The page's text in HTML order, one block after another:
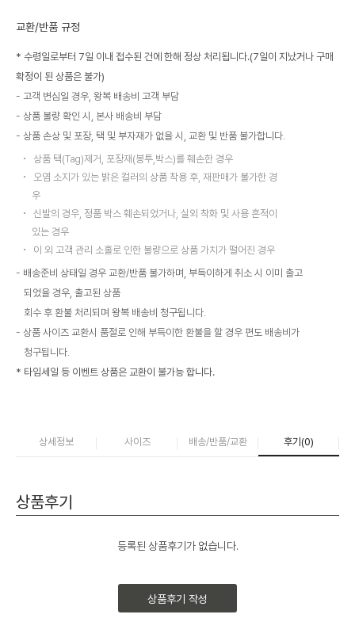
교환/반품 규정
* 수령일로부터 7일 이내 접수된 건에 한해 정상 처리됩니다.(7일이 지났거나 구매
확정이 된 상품은 불가)
고객 변심일 경우, 왕복 배송비 고객 부담
상품 불량 확인 시, 본사 배송비 부담
상품 손상 및 포장, 택 및 부자재가 없을 시, 교환 및 반품 불가합니다.
상품 택(Tag)제거, 포장재(봉투,박스)를 훼손한 경우
오염 소지가 있는 밝은 컬러의 상품 착용 후, 재판매가 불가한 경
우
신발의 경우, 정품 박스 훼손되었거나, 실외 착화 및 사용 흔적이
있는 경우
이 외 고객 관리 소홀로 인한 불량으로 상품 가치가 떨어진 경우
배송준비 상태일 경우 교환/반품 불가하며, 부득이하게 취소 시 이미 출고
되었을 경우, 출고된 상품
회수 후 환불 처리되며 왕복 배송비 청구됩니다.
상품 사이즈 교환시 품절로 인해 부득이한 환불을 할 경우 편도 배송비가
청구됩니다.
* 타임세일 등 이벤트 상품은 교환이 불가능 합니다.
상세정보 사이즈 배송/반품/교환 후기(0)
상품후기
등록된 상품후기가 없습니다.
상품후기 작성